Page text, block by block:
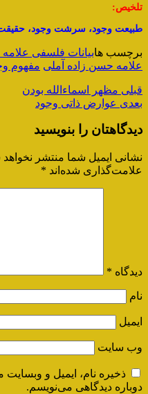
تلخیص:
طبیعت وجود، سرشت وجود،
برچسب هابیانات فلسفی
علامه حسن زاده آملی مفهوم
قبلی مظهر اسماءالله بودن
بعدی عوارض ذاتی وجود
دیدگاهتان را بنویسید
نشانی ایمیل شما منتشر
علامت‌گذاری شده‌اند *
دیدگاه *
نام
ایمیل
وب‌ سایت
ذخیره نام، ایمیل و
دوباره دیدگاهی می‌نویسم.